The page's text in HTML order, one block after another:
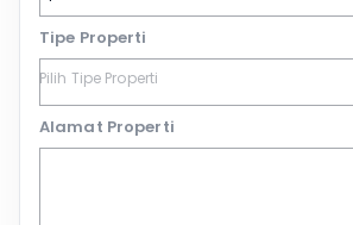
Tipe Properti
Alamat Properti